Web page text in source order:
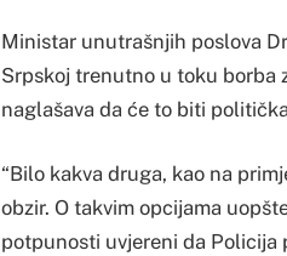
Ministar unutrašnjih poslova
Srpskoj trenutno u toku borba
naglašava da će to biti
“Bilo kakva druga, kao na
obzir. O takvim opcijama
potpunosti uvjereni da Policija